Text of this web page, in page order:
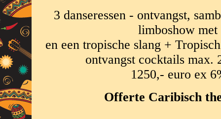
3 danseressen - ontvangst,
limboshow
en een tropische slang +
ontvangst cocktails max.
1250,- euro ex
Offerte Caribisch